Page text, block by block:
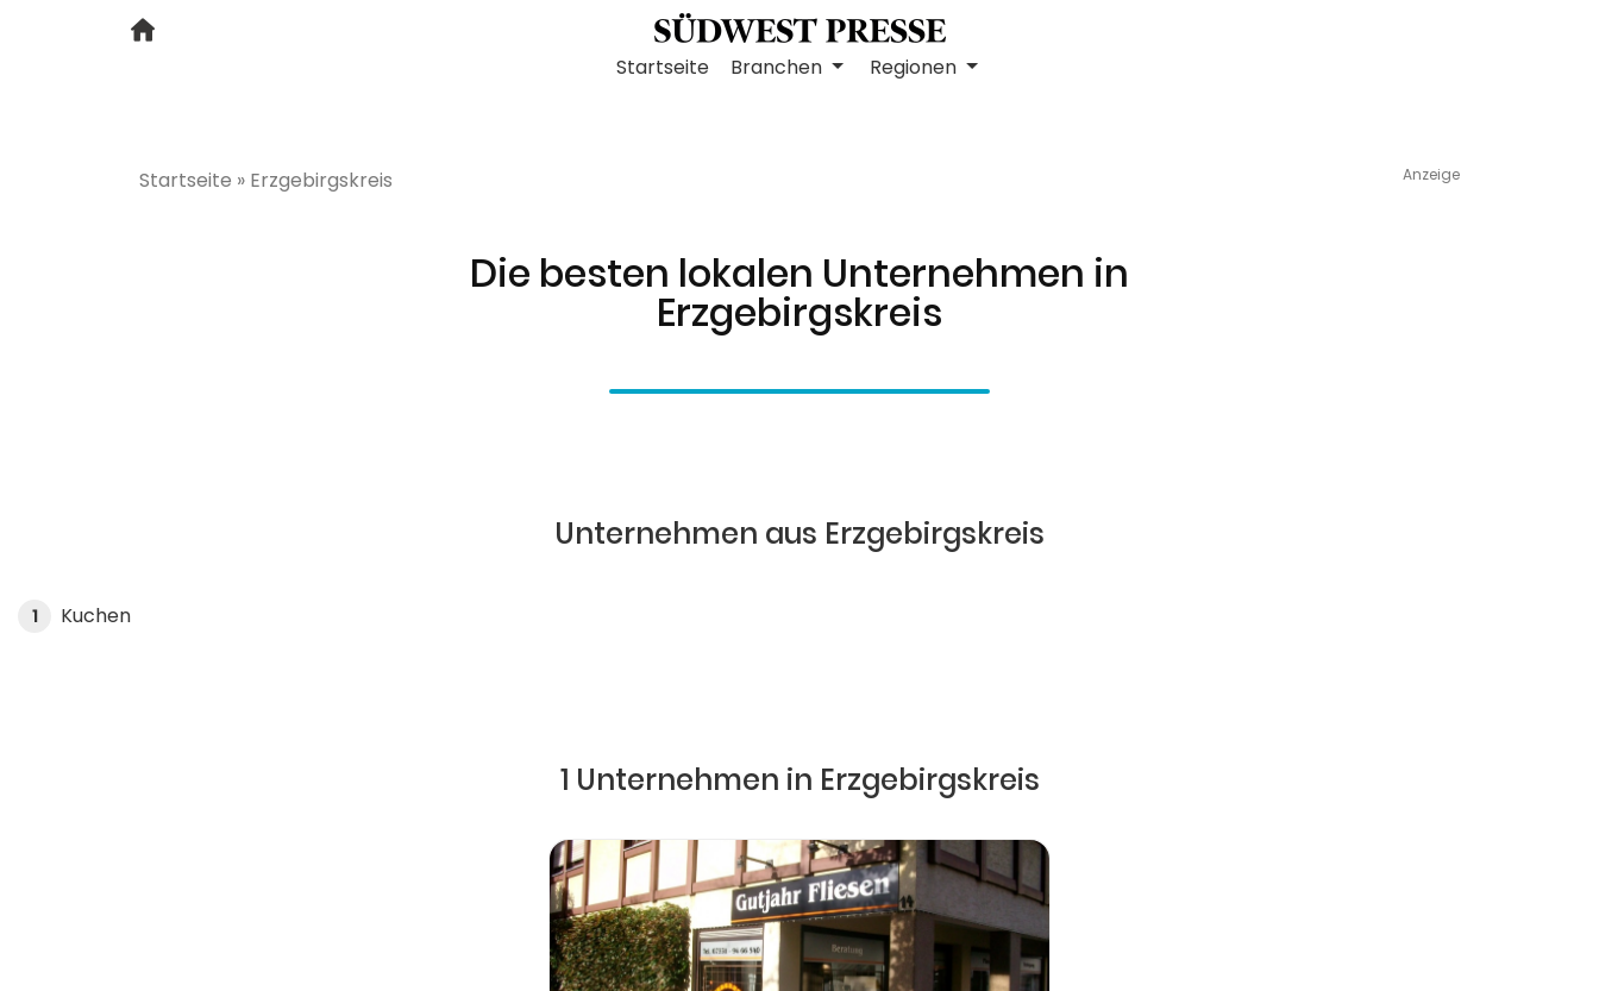
Startseite Branchen Regionen
Startseite » Erzgebirgskreis Anzeige
Die besten lokalen Unternehmen in
Erzgebirgskreis
Unternehmen aus Erzgebirgskreis
1 Kuchen
1 Unternehmen in Erzgebirgskreis